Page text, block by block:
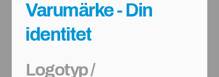
Varumärke - Din
identitet
Logotyp /